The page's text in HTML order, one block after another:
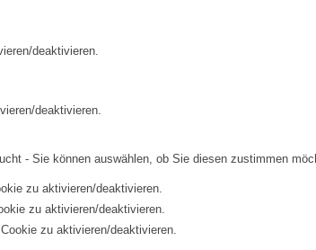
deaktivieren.
deaktivieren.
- Sie können auswählen, ob Sie diesen zustimmen
zu aktivieren/deaktivieren.
zu aktivieren/deaktivieren.
zu aktivieren/deaktivieren.